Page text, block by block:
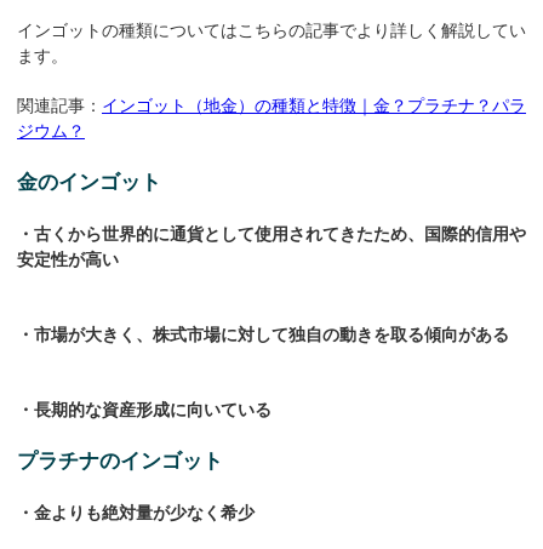
インゴットの種類についてはこちらの記事でより詳しく解説してい
ます。
関連記事： インゴット（地金）の種類と特徴｜金？プラチナ？パラ
ジウム？
金のインゴット
・古くから世界的に通貨として使用されてきたため、国際的信用や
安定性が高い
・市場が大きく、株式市場に対して独自の動きを取る傾向がある
・長期的な資産形成に向いている
プラチナのインゴット
・金よりも絶対量が少なく希少